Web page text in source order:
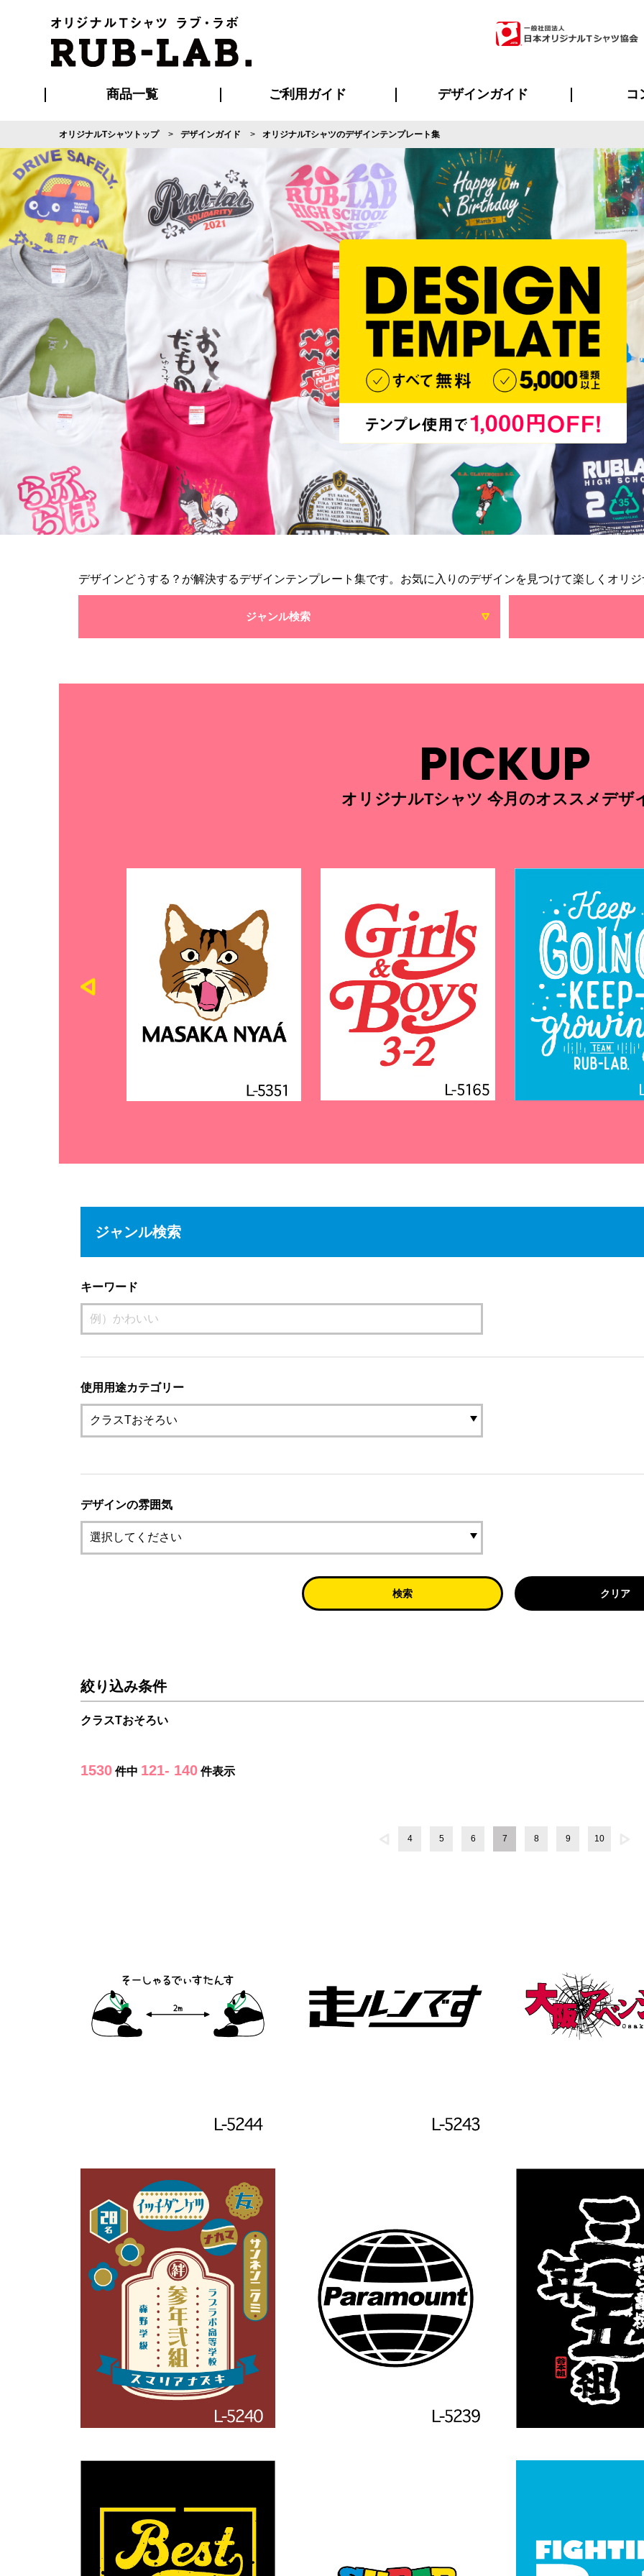
商品一覧
Tシャツ ポロシャツ パーカー・スウェット
ブルゾン・コート セットアップ・ジャージ ツナギ スポー
ハッピ キャップ・バンダナ グッズ全般 の
ご利用ガイド
ご利用ガイド
はじめての方へ
再注文の方へ
お支払い方法について
割引まとめページ
発送・特急サービスについて
版の保管期限について
マイページ会員のメリット
よくあるご質問
デザインガイド
デザイン入稿について
デザイン料について
デザインテンプレート集
デザインシミュレーター
書体一覧（フォント集）
プリント・加工一覧
コ
オリジナルTシャツトップ デザインガイド オリジナルTシャツのデザインテンプレート集
デザインどうする？が解決するデザインテンプレート集です。お気に入りのデザインを見つけて楽しくオリ
ジャンル検索
PICKUP
オリジナルTシャツ 今月のオススメデザ
ジャンル検索
キーワード
使用用途カテゴリー
デザインの雰囲気
検索 クリア
絞り込み条件
クラスTおそろい
1530 件中 121- 140 件表示
4 5 6 7 8 9 10